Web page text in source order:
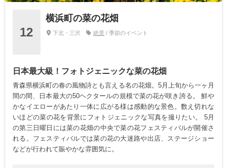
12
横浜町の菜の花畑
下北・三沢 絶景/ 季節のイベント
日本最大級！フォトジェニックな菜の花畑
青森県横浜町の春の風物詩とも言える名の花畑。5月上旬から一ヶ月
間の間、日本最大の50ヘクタールの規模で菜の花が咲き誇る。 鮮や
かなイエローがあたり一体に広がる様は感動的な景色。数え切れな
いほどの菜の花を背景にフォトジェニックな写真を撮りたい。 5月
の第三日曜日には菜の花畑の中央で菜の花フェスティバルが開催さ
れる。フェスティバルでは菜の花の大迷路や出店、ステージショー
などが行われて賑やかな雰囲気に。